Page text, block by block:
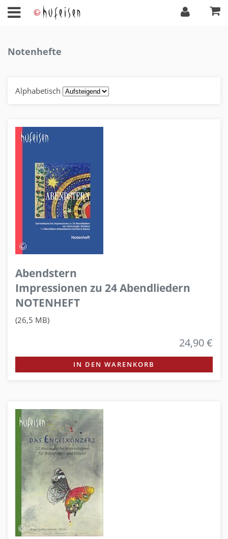
Notenhefte
Alphabetisch
Abendstern
Impressionen zu 24 Abendliedern
NOTENHEFT
(26,5 MB)
24,90 €
IN DEN WARENKORB